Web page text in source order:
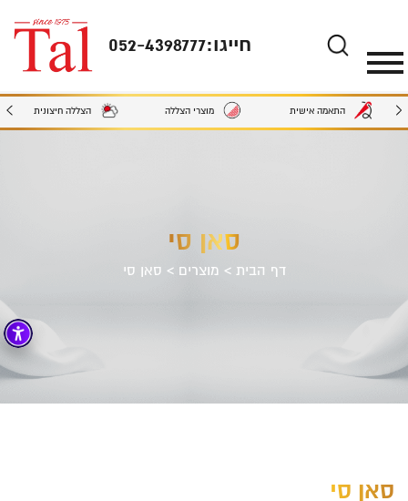
חייגו:052-4398777
התאמה אישית מוצרי הצללה הצללה חיצונית
סאן סי
דף הבית > מוצרים > סאן סי
סאן סי